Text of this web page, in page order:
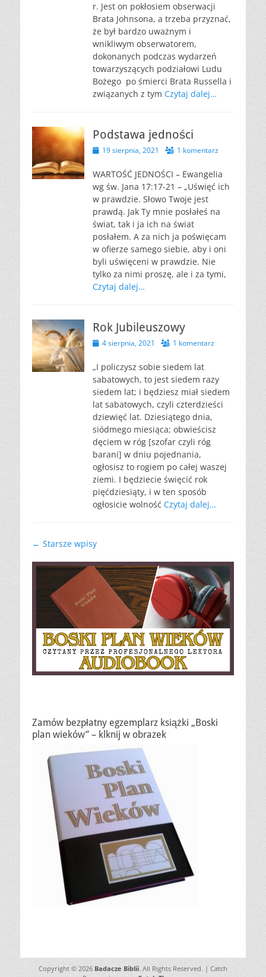
r. Jest on pokłosiem obserwacji
Brata Johnsona, a trzeba przyznać,
że był bardzo uważnym i
wnikliwym obserwatorem,
dokonanych podczas wydarzeń
towarzyszących podziałowi Ludu
Bożego po śmierci Brata Russella i
związanych z tym Czytaj dalej…
Podstawa jedności
Opublikowano
19 sierpnia, 2021 1 komentarz
WARTOŚĆ JEDNOŚCI – Ewangelia
wg św. Jana 17:17-21 – „Uświęć ich
w prawdzie. Słowo Twoje jest
prawdą. Jak Ty mnie posłałeś na
świat, tak i ja ich na świat
posłałem. A za nich ja poświęcam
w ofierze samego siebie, aby i oni
byli uświęceni w prawdzie. Nie
tylko za nimi proszę, ale i za tymi,
Czytaj dalej…
Rok Jubileuszowy
Opublikowano
4 sierpnia, 2021 1 komentarz
„I policzysz sobie siedem lat
sabatowych, to jest siedem razy
siedem lat; i będziesz miał siedem
lat sabatowych, czyli czterdzieści
dziewięć lat. Dziesiątego dnia,
siódmego miesiąca; obwieścisz
dęciem w róg [szofar czyli róg
barani] w dniu pojednania,
ogłosisz to rogiem po całej waszej
ziemi. I będziecie święcić rok
pięćdziesiąty, i w ten sposób
ogłosicie wolność Czytaj dalej…
Nawigacja
← Starsze wpisy
Zamów bezpłatny egzemplarz książki „Boski
plan wieków” – klknij w obrazek
Copyright © 2026 Badacze Biblii. All Rights Reserved. | Catch